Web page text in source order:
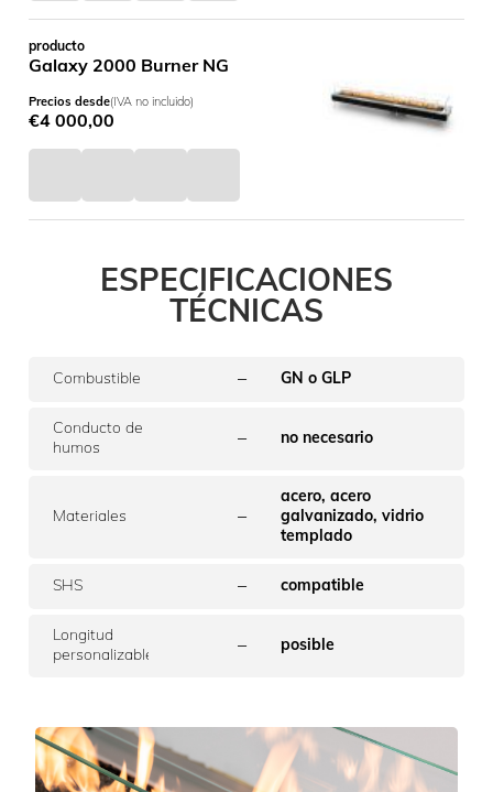
producto
Galaxy 2000 Burner NG
Precios desde(IVA no incluido)
€4 000,00
ESPECIFICACIONES
TÉCNICAS
Combustible – GN o GLP
Conducto de
humos
– no necesario
Materiales –
acero, acero
galvanizado, vidrio
templado
SHS – compatible
Longitud
personalizable
– posible